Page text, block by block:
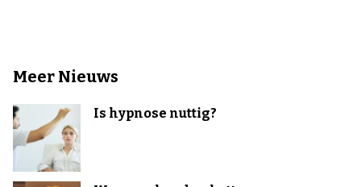
Meer Nieuws
Is hypnose nuttig?